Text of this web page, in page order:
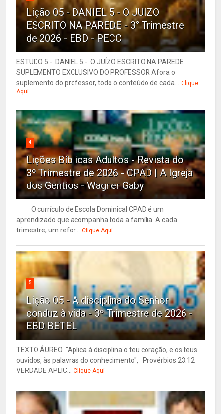
Lição 05 - DANIEL 5 - O JUIZO
ESCRITO NA PAREDE - 3° Trimestre
de 2026 - EBD - PECC
ESTUDO 5 - DANIEL 5 - O JUÍZO ESCRITO NA PAREDE
SUPLEMENTO EXCLUSIVO DO PROFESSOR Afora o
suplemento do professor, todo o conteúdo de cada... Clique
Aqui
4
Lições Bíblicas Adultos - Revista do
3º Trimestre de 2026 - CPAD | A Igreja
dos Gentios - Wagner Gaby
O currículo de Escola Dominical CPAD é um
aprendizado que acompanha toda a família. A cada
trimestre, um refor... Clique Aqui
5
Lição 05 - A disciplina do Senhor
conduz à vida - 3º Trimestre de 2026 -
EBD BETEL
TEXTO ÁUREO "Aplica à disciplina o teu coração, e os teus
ouvidos, às palavras do conhecimento", Provérbios 23.12
VERDADE APLIC... Clique Aqui